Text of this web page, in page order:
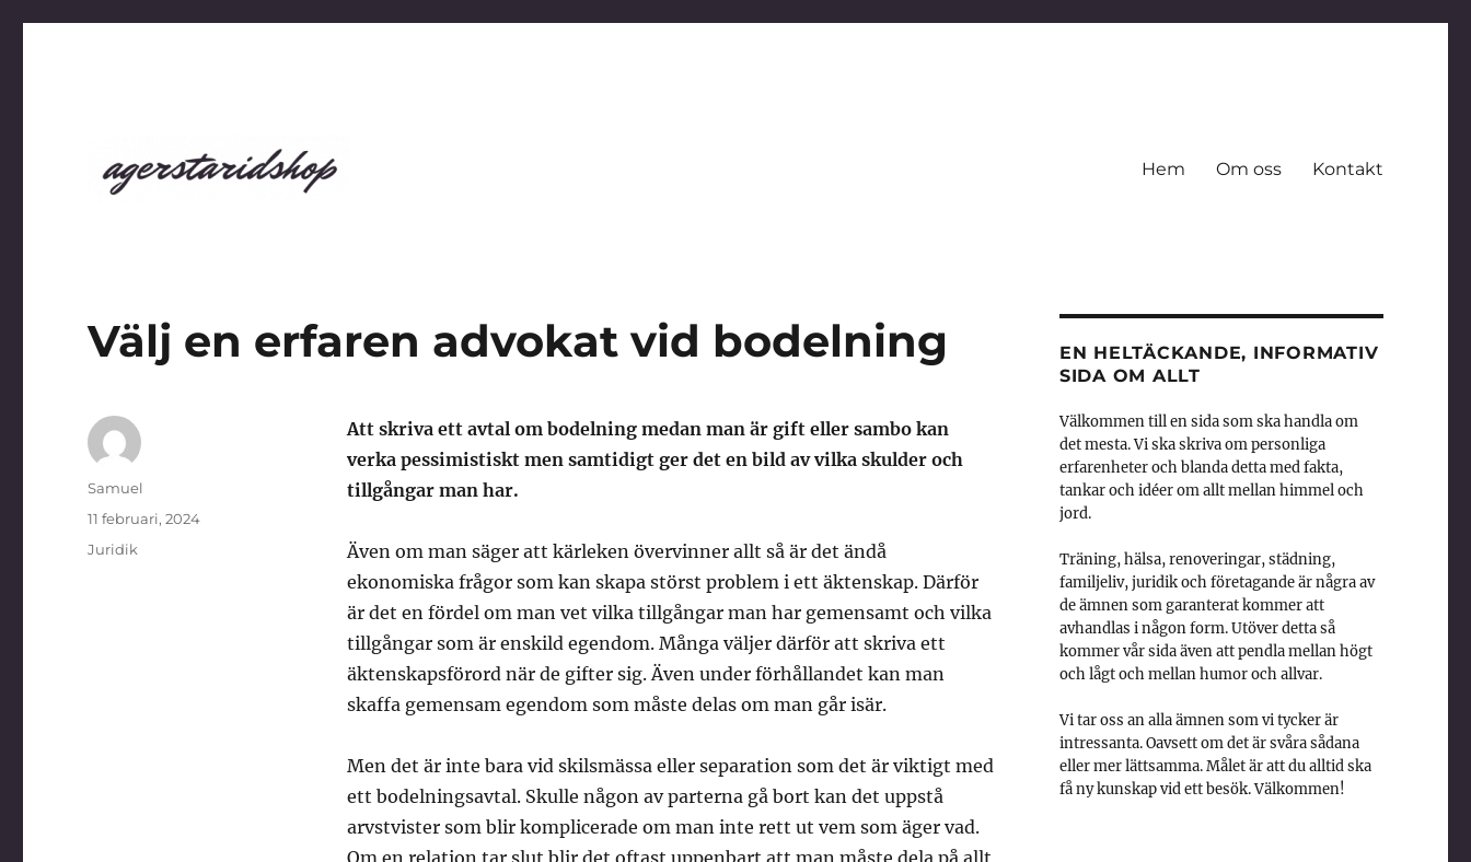
Hem Om oss Kontakt
Välj en erfaren advokat vid bodelning
Att skriva ett avtal om bodelning medan man är gift eller sambo kan
verka pessimistiskt men samtidigt ger det en bild av vilka skulder och
tillgångar man har.
Även om man säger att kärleken övervinner allt så är det ändå
ekonomiska frågor som kan skapa störst problem i ett äktenskap. Därför
är det en fördel om man vet vilka tillgångar man har gemensamt och vilka
tillgångar som är enskild egendom. Många väljer därför att skriva ett
äktenskapsförord när de gifter sig. Även under förhållandet kan man
skaffa gemensam egendom som måste delas om man går isär.
Men det är inte bara vid skilsmässa eller separation som det är viktigt med
ett bodelningsavtal. Skulle någon av parterna gå bort kan det uppstå
arvstvister som blir komplicerade om man inte rett ut vem som äger vad.
Om en relation tar slut blir det oftast uppenbart att man måste dela på allt
Författare
Samuel
Publicerat
den
11 februari, 2024
Kategorier
Juridik
EN HELTÄCKANDE, INFORMATIV
SIDA OM ALLT
Välkommen till en sida som ska handla om
det mesta. Vi ska skriva om personliga
erfarenheter och blanda detta med fakta,
tankar och idéer om allt mellan himmel och
jord.
Träning, hälsa, renoveringar, städning,
familjeliv, juridik och företagande är några av
de ämnen som garanterat kommer att
avhandlas i någon form. Utöver detta så
kommer vår sida även att pendla mellan högt
och lågt och mellan humor och allvar.
Vi tar oss an alla ämnen som vi tycker är
intressanta. Oavsett om det är svåra sådana
eller mer lättsamma. Målet är att du alltid ska
få ny kunskap vid ett besök. Välkommen!